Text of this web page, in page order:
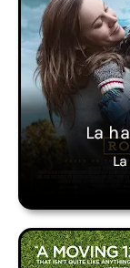
La